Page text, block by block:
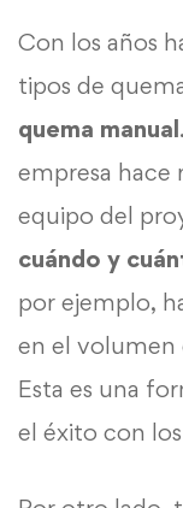
Con los años
tipos de
quema manual
empresa hace
equipo del
cuándo y
por ejemplo,
en el volumen
Esta es una
el éxito con